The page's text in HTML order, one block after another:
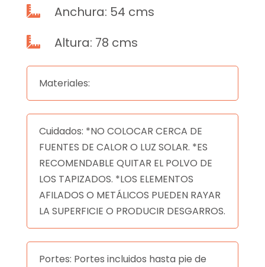
 Anchura: 54 cms
 Altura: 78 cms
Materiales:
Cuidados: *NO COLOCAR CERCA DE
FUENTES DE CALOR O LUZ SOLAR. *ES
RECOMENDABLE QUITAR EL POLVO DE
LOS TAPIZADOS. *LOS ELEMENTOS
AFILADOS O METÁLICOS PUEDEN RAYAR
LA SUPERFICIE O PRODUCIR DESGARROS.
Portes: Portes incluidos hasta pie de